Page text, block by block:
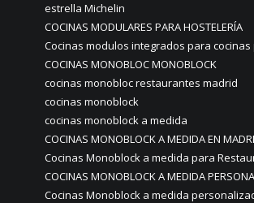
estrella Michelin
COCINAS MODULARES PARA HOSTELERÍA
Cocinas modulos integrados para
COCINAS MONOBLOC MONOBLOCK
cocinas monobloc restaurantes madrid
cocinas monoblock
cocinas monoblock a medida
COCINAS MONOBLOCK A MEDIDA EN
Cocinas Monoblock a medida para
COCINAS MONOBLOCK A MEDIDA
Cocinas Monoblock a medida